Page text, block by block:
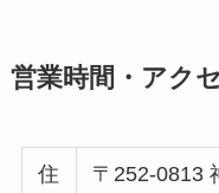
営業時間・アク
住
〒252-0813